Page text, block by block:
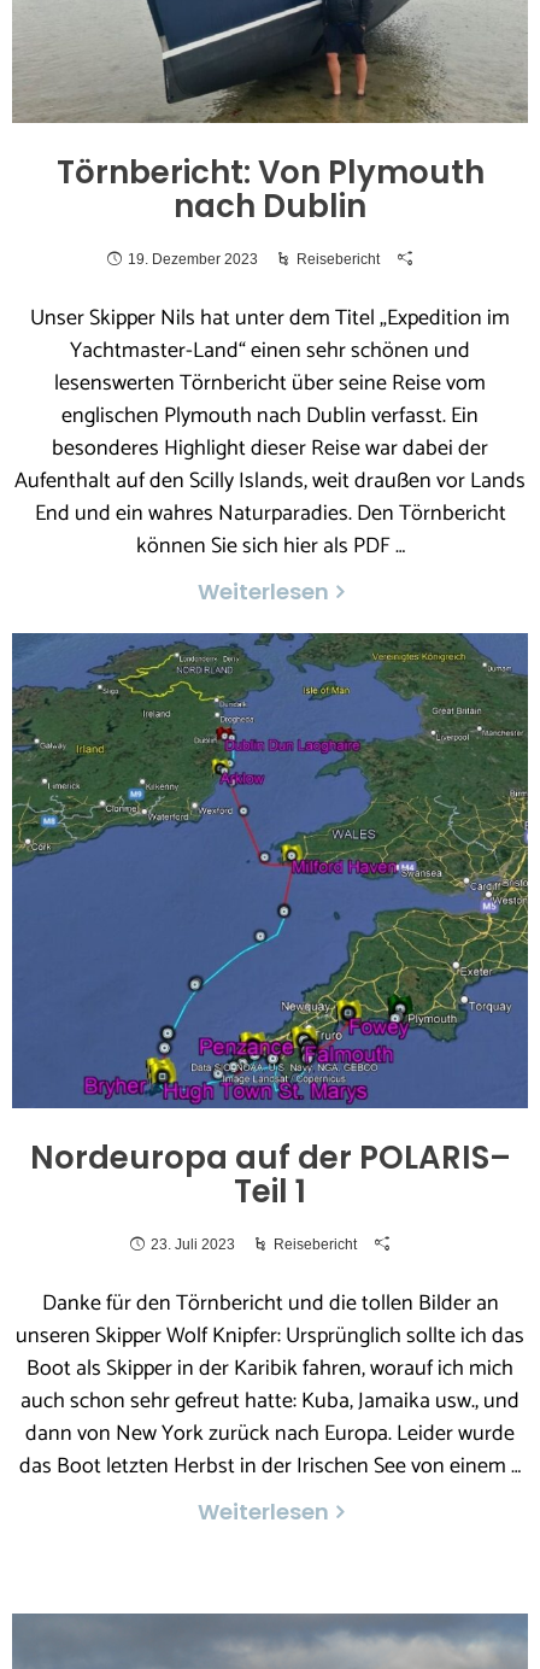
Törnbericht: Von Plymouth
nach Dublin
19. Dezember 2023 Reisebericht
Unser Skipper Nils hat unter dem Titel „Expedition im
Yachtmaster-Land“ einen sehr schönen und
lesenswerten Törnbericht über seine Reise vom
englischen Plymouth nach Dublin verfasst. Ein
besonderes Highlight dieser Reise war dabei der
Aufenthalt auf den Scilly Islands, weit draußen vor Lands
End und ein wahres Naturparadies. Den Törnbericht
können Sie sich hier als PDF …
Weiterlesen
Nordeuropa auf der POLARIS–
Teil 1
23. Juli 2023 Reisebericht
Danke für den Törnbericht und die tollen Bilder an
unseren Skipper Wolf Knipfer: Ursprünglich sollte ich das
Boot als Skipper in der Karibik fahren, worauf ich mich
auch schon sehr gefreut hatte: Kuba, Jamaika usw., und
dann von New York zurück nach Europa. Leider wurde
das Boot letzten Herbst in der Irischen See von einem …
Weiterlesen